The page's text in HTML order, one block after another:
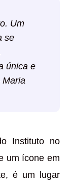
Um
se
única e
Maria
Instituto no
um ícone em
é um lugar